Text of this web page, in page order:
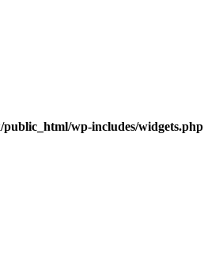
wp-includes/widgets.php